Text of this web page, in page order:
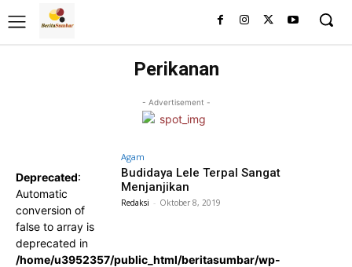
Perikanan
- Advertisement -
Deprecated:
Automatic
conversion of
false to array is
deprecated in
/home/u3952357/public_html/beritasumbar/wp-
Agam
Budidaya Lele Terpal Sangat
Menjanjikan
Redaksi - Oktober 8, 2019